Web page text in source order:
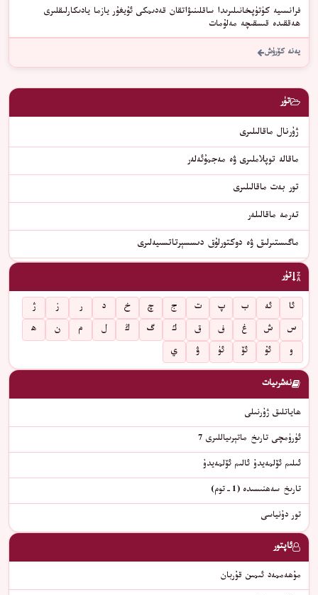
فرانسىيە كۈتۈپخانىلىرىدا ساقلىنىۋاتقان قەدىمكى ئۇيغۇر يازما يادىكارلىقلىرى
ھەققىدە قىسقىچە مەلۇمات
يەنە كۆرۈش
تۈر
ژۇرنال ماقالىلىرى
ماقالە توپلاملىرى ۋە مەجمۇئەلەر
تور بەت ماقالىلىرى
تەرمە ماقالىلەر
ماگىستىرلىق ۋە دوكتورلۇق دىسسېرتاتسىيەلىرى
تۈر
ئا ئە ب پ ت ج چ خ د ر ز
ژ
س
ش غ ف ق ك گ ڭ ل م ن
ھ
و
ئۇ ئۆ ئۈ ۋ ي
نەشرىيات
ھاياتلىق ژۇرنىلى
ئۈرۈمچى تارىخ ماتېرىياللىرى 7
ئىلىم ئۆلمەيدۇ ئالىم ئۆلمەيدۇ
تارىخ سەھنىسىدە (1-توم)
تور دۇنياسى
ئاپتور
مۇھەممەد ئىمىن قۇربان